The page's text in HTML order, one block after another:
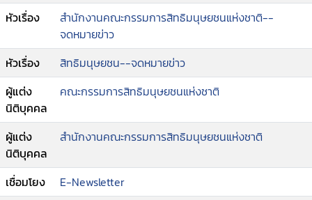
--สารประธานกรรมการสิทธิมนุษยชนแห่งชาติ เนื่องใน
^"วันเด็กแห่งชาติ^" ประจำปี 2568
--OHCHR ยินดีที่ประเทศไทยบังคับใช้ กฎหมายสมรส
เท่าเทียม เปิดโอกาสคู่รักเพศเดียวกันแต่งงานได้ตาม
กฎหมาย.
หัวเรื่อง
สำนักงานคณะกรรมการสิทธิมนุษยชนแห่งชาติ--
จดหมายข่าว
หัวเรื่อง
สิทธิมนุษยชน--จดหมายข่าว
ผู้แต่ง
นิติบุคคล
คณะกรรมการสิทธิมนุษยชนแห่งชาติ
ผู้แต่ง
นิติบุคคล
สำนักงานคณะกรรมการสิทธิมนุษยชนแห่งชาติ
เชื่อมโยง E-Newsletter